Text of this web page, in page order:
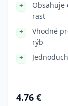
Obsahuje
rast
Vhodné
rýb
4.76 €